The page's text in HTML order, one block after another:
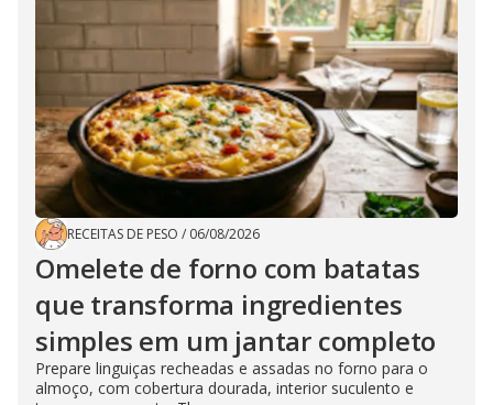
RECEITAS DE PESO / 06/08/2026
Omelete de forno com batatas
que transforma ingredientes
simples em um jantar completo
Prepare linguiças recheadas e assadas no forno para o
almoço, com cobertura dourada, interior suculento e